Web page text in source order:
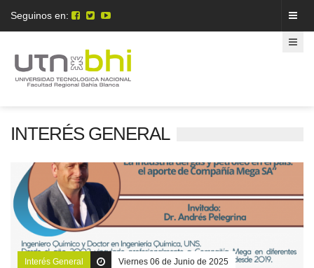
Seguinos en:
INTERÉS GENERAL
Interés General Viernes 06 de Junio de 2025